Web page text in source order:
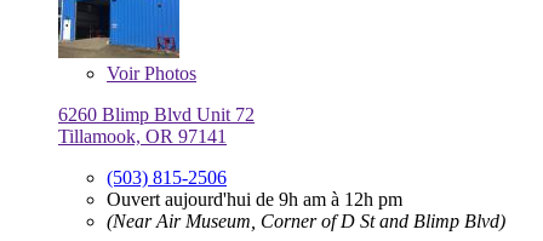
VoirPhotos
6260 Blimp Blvd Unit 72
Tillamook, OR 97141
(503) 815-2506
Ouvert aujourd'hui de 9h am à 12h pm
(Near Air Museum, Corner of D St and Blimp Blvd)